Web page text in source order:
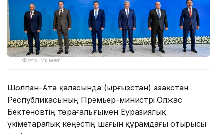
Фото: Үкімет
Шолпан-Ата қаласында (Қырғызстан) Қазақстан
Республикасының Премьер-министрі Олжас
Бектеновтің төрағалығымен Еуразиялық
үкіметаралық кеңестің шағын құрамдағы отырысы